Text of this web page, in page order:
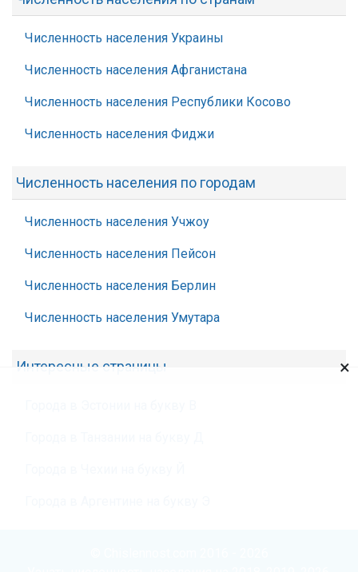
Численность населения Украины
Численность населения Афганистана
Численность населения Республики Косово
Численность населения Фиджи
Численность населения по городам
Численность населения Учжоу
Численность населения Пейсон
Численность населения Берлин
Численность населения Умутара
Интересные страницы ×